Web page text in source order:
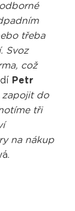
třeba
Svoz
což
Petr
zapojit do
tři
na nákup